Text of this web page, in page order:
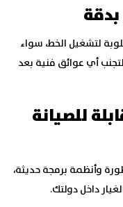
لتشغيل الخط، سواء
أي عوائق فنية بعد
للصيانة
وأنظمة برمجة حديثة،
داخل دولتك.